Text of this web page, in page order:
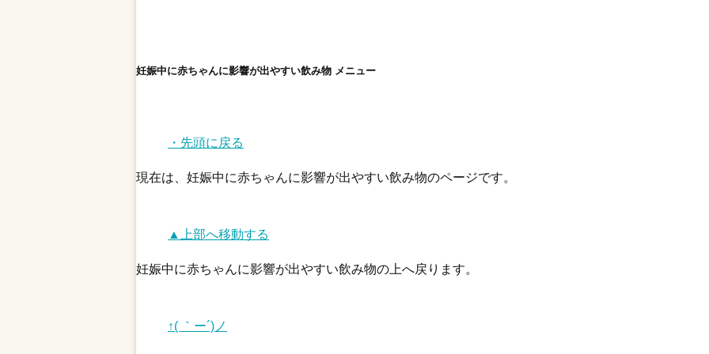
妊娠中に赤ちゃんに影響が出やすい飲み物 メニュー
・先頭に戻る
現在は、妊娠中に赤ちゃんに影響が出やすい飲み物のページです。
▲上部へ移動する
妊娠中に赤ちゃんに影響が出やすい飲み物の上へ戻ります。
↑( ｀ー´)ノ